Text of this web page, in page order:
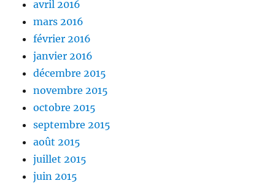
avril 2016
mars 2016
février 2016
janvier 2016
décembre 2015
novembre 2015
octobre 2015
septembre 2015
août 2015
juillet 2015
juin 2015